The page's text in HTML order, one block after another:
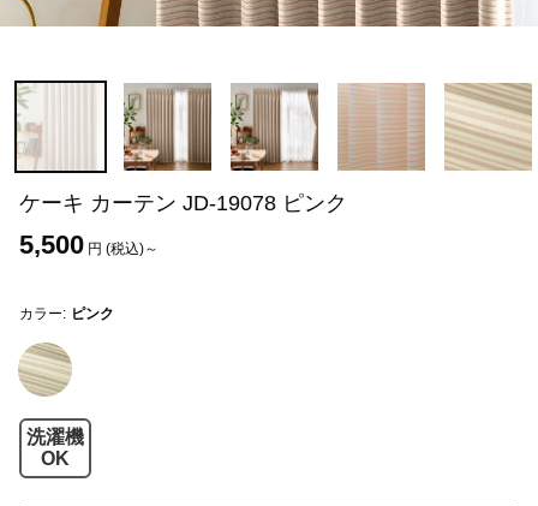
ケーキ カーテン JD-19078 ピンク
5,500 円 (税込)～
カラー: ピンク
洗濯機
OK